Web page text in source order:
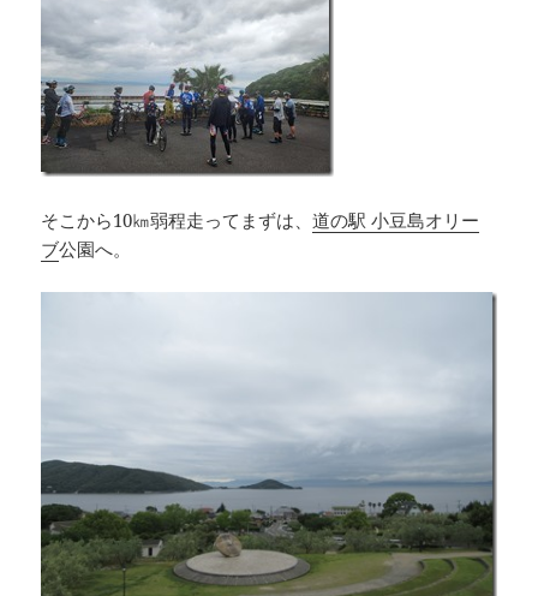
そこから10㎞弱程走ってまずは、道の駅 小豆島オリー
ブ公園へ。